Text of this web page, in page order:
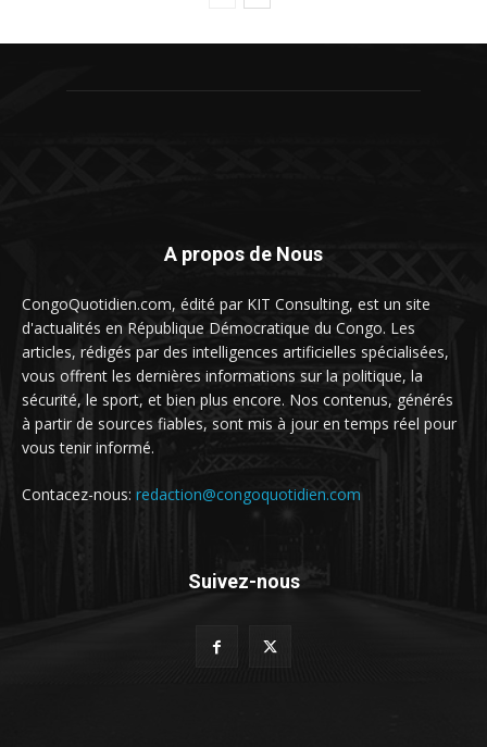
A propos de Nous
CongoQuotidien.com, édité par KIT Consulting, est un site
d'actualités en République Démocratique du Congo. Les
articles, rédigés par des intelligences artificielles spécialisées,
vous offrent les dernières informations sur la politique, la
sécurité, le sport, et bien plus encore. Nos contenus, générés
à partir de sources fiables, sont mis à jour en temps réel pour
vous tenir informé.
Contacez-nous: redaction@congoquotidien.com
Suivez-nous